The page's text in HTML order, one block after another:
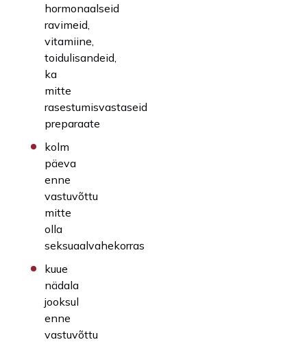
hormonaalseid
ravimeid,
vitamiine,
toidulisandeid,
ka
mitte
rasestumisvastaseid
preparaate
kolm
päeva
enne
vastuvõttu
mitte
olla
seksuaalvahekorras
kuue
nädala
jooksul
enne
vastuvõttu